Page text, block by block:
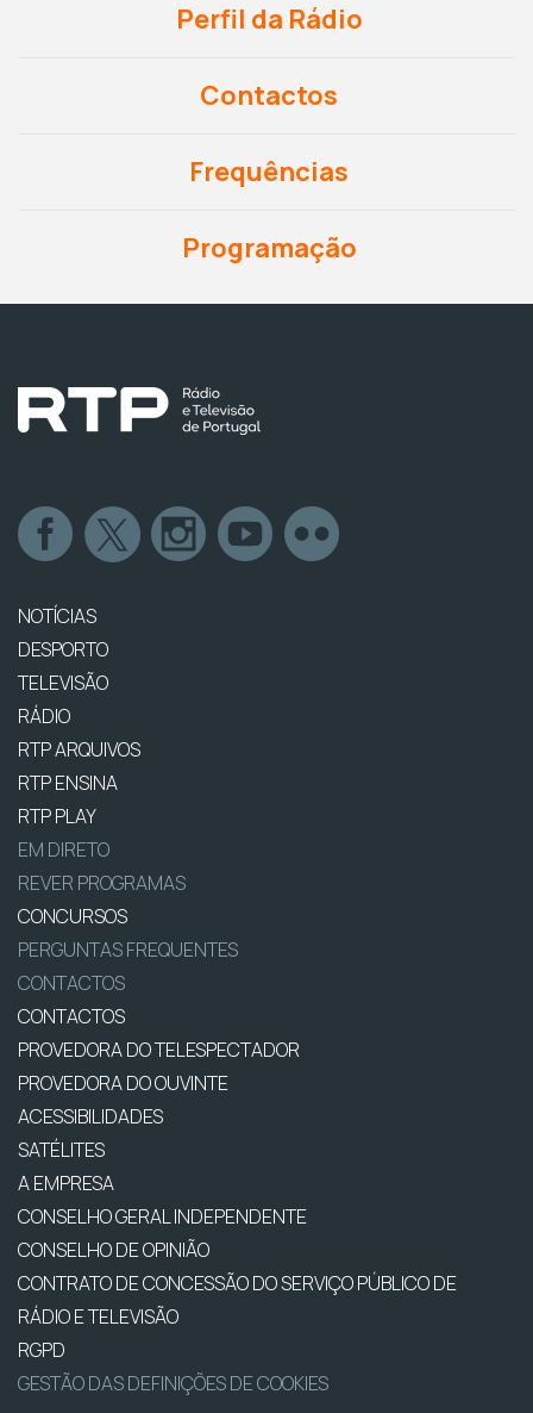
Perfil da Rádio
Contactos
Frequências
Programação
NOTÍCIAS
DESPORTO
TELEVISÃO
RÁDIO
RTP ARQUIVOS
RTP ENSINA
RTP PLAY
EM DIRETO
REVER PROGRAMAS
CONCURSOS
PERGUNTAS FREQUENTES
CONTACTOS
CONTACTOS
PROVEDORA DO TELESPECTADOR
PROVEDORA DO OUVINTE
ACESSIBILIDADES
SATÉLITES
A EMPRESA
CONSELHO GERAL INDEPENDENTE
CONSELHO DE OPINIÃO
CONTRATO DE CONCESSÃO DO SERVIÇO PÚBLICO DE
RÁDIO E TELEVISÃO
RGPD
GESTÃO DAS DEFINIÇÕES DE COOKIES